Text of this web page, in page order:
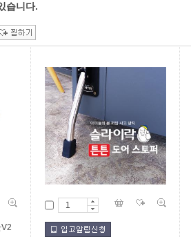
습니다.